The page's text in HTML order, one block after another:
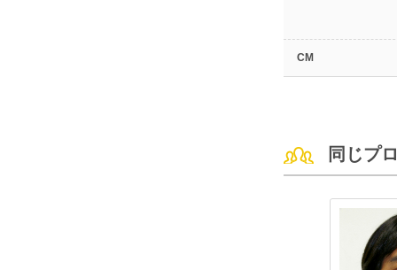
CM
同じプ